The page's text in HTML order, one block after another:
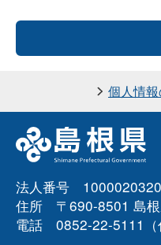
個人情
法人番号
住所 〒690-8501 島根
電話 0852-22-5111（